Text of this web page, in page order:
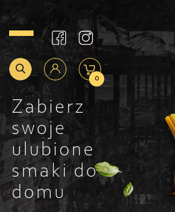
0
Zabierz
swoje
ulubione
smaki do
domu